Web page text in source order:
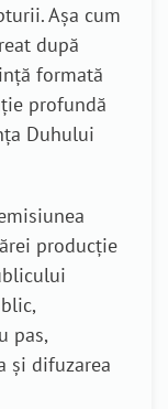
Așa cum
după
formată
profundă
Duhului
producție
pas,
și difuzarea